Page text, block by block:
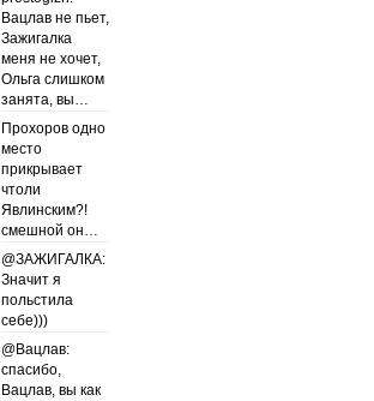
Вацлав не пьет,
Зажигалка
меня не хочет,
Ольга слишком
занята, вы…
Прохоров одно
место
прикрывает
чтоли
Явлинским?!
смешной он…
@ЗАЖИГАЛКА:
Значит я
польстила
себе)))
@Вацлав:
спасибо,
Вацлав, вы как